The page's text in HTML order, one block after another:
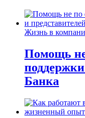
Жизнь в
Помощь
Банка